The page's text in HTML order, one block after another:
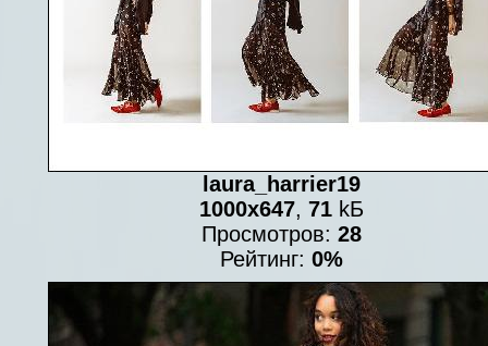
laura_harrier19
1000x647, 71 kБ
Просмотров: 28
Рейтинг: 0%